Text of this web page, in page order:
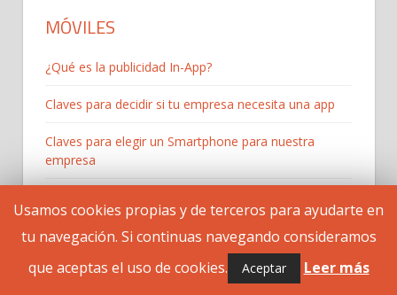
MÓVILES
¿Qué es la publicidad In-App?
Claves para decidir si tu empresa necesita una app
Claves para elegir un Smartphone para nuestra
empresa
Los 5 mejores programas de póker online
Presupuesto de desarrollar una app para una PYME
Usamos cookies propias y de terceros para ayudarte en
tu navegación. Si continuas navegando consideramos
que aceptas el uso de cookies.
Aceptar Leer más